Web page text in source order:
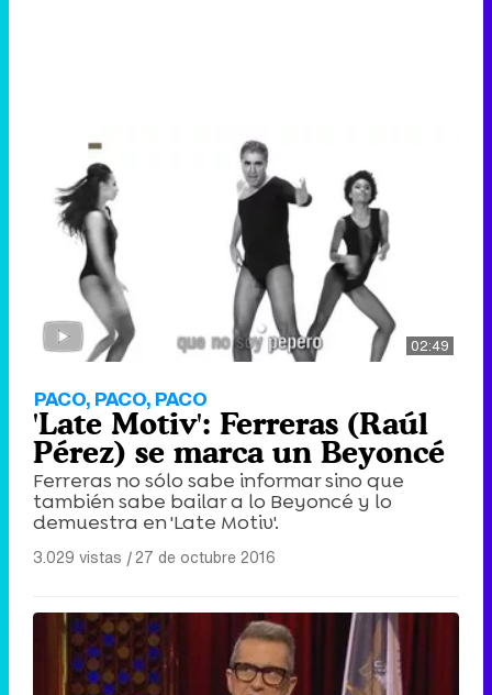
02:49
PACO, PACO, PACO
'Late Motiv': Ferreras (Raúl
Pérez) se marca un Beyoncé
Ferreras no sólo sabe informar sino que
también sabe bailar a lo Beyoncé y lo
demuestra en 'Late Motiv'.
3.029 vistas |27 de octubre 2016